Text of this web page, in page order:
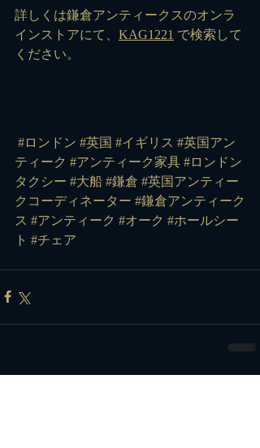
詳しくは鎌倉アンティークスのオンラ
インストアにて、 KAG1221 で検索して
ください。
#ロンドン #英国 #イギリス #英国アン
ティーク #アンティーク家具 #ロンドン
タクシー #大船 #鎌倉 #英国アンティー
クコーディネーター #鎌倉アンティーク
ス #アンティーク #オーク #ホールシー
ト #チェア